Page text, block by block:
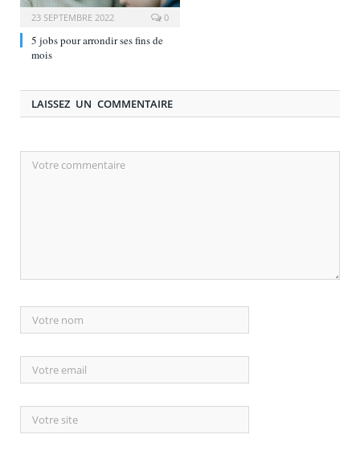
23 SEPTEMBRE 2022 0
5 jobs pour arrondir ses fins de
mois
LAISSEZ UN COMMENTAIRE